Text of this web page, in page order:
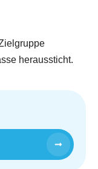
heraussticht.